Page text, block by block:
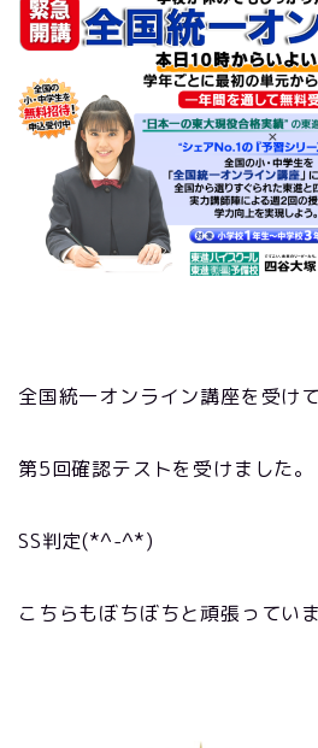
全国統一オンライン講座を受けて
第5回確認テストを受けました。
SS判定(*^-^*)
こちらもぼちぼちと頑張っていま